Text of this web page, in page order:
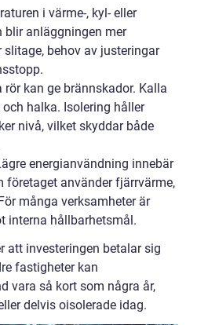
i värme-, kyl- eller
blir anläggningen mer
behov av justeringar
kan ge brännskador. Kalla
halka. Isolering håller
nivå, vilket skyddar både
energianvändning innebär
företaget använder fjärrvärme,
många verksamheter är
interna hållbarhetsmål.
att investeringen betalar sig
fastigheter kan
vara så kort som några år,
delvis oisolerade idag.